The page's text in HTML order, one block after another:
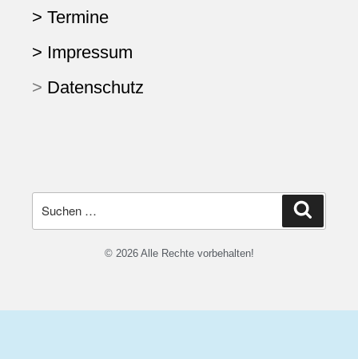
> Termine
> Impressum
> Datenschutz
© 2026 Alle Rechte vorbehalten!